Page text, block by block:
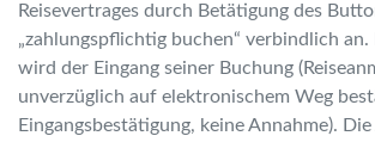
Reisevertrages durch Betätigung des
„zahlungspflichtig buchen“ verbindlich an.
wird der Eingang seiner Buchung
unverzüglich auf elektronischem Weg
Eingangsbestätigung, keine Annahme).